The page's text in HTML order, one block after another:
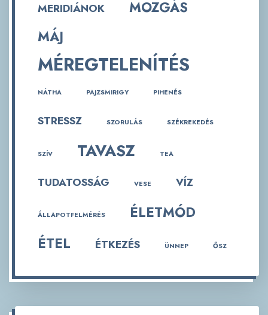
MERIDIÁNOK
MOZGÁS
MÁJ
MÉREGTELENÍTÉS
NÁTHA PAJZSMIRIGY PIHENÉS
STRESSZ SZORULÁS SZÉKREKEDÉS
SZÍV TAVASZ TEA
TUDATOSSÁG VESE VÍZ
ÁLLAPOTFELMÉRÉS
ÉLETMÓD
ÉTEL
ÉTKEZÉS ÜNNEP ŐSZ